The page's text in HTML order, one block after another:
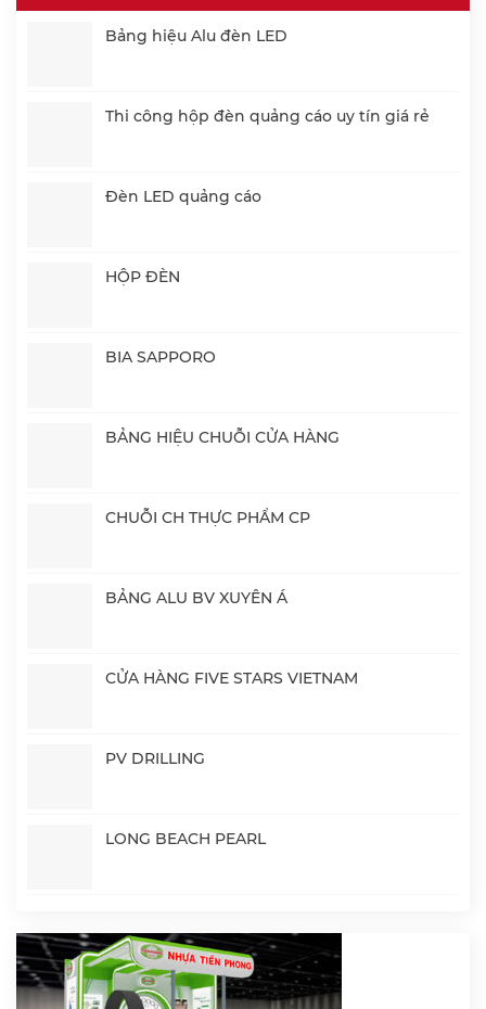
Bảng hiệu Alu đèn LED
Thi công hộp đèn quảng cáo uy tín giá rẻ
Đèn LED quảng cáo
HỘP ĐÈN
BIA SAPPORO
BẢNG HIỆU CHUỖI CỬA HÀNG
CHUỖI CH THỰC PHẨM CP
BẢNG ALU BV XUYÊN Á
CỬA HÀNG FIVE STARS VIETNAM
PV DRILLING
LONG BEACH PEARL